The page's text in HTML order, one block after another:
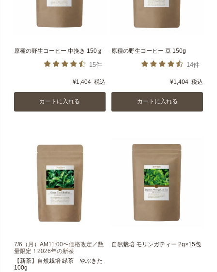
原種の野生コーヒー 中挽き 150ｇ
15件
¥1,404 税込
カートに入れる
原種の野生コーヒー 豆 150g
14件
¥1,404 税込
カートに入れる
7/6（月）AM11:00〜価格改定／数
量限定！2026年の新茶
【新茶】自然栽培 緑茶 やぶきた
100g
自然栽培 モリンガティー 2g×15包